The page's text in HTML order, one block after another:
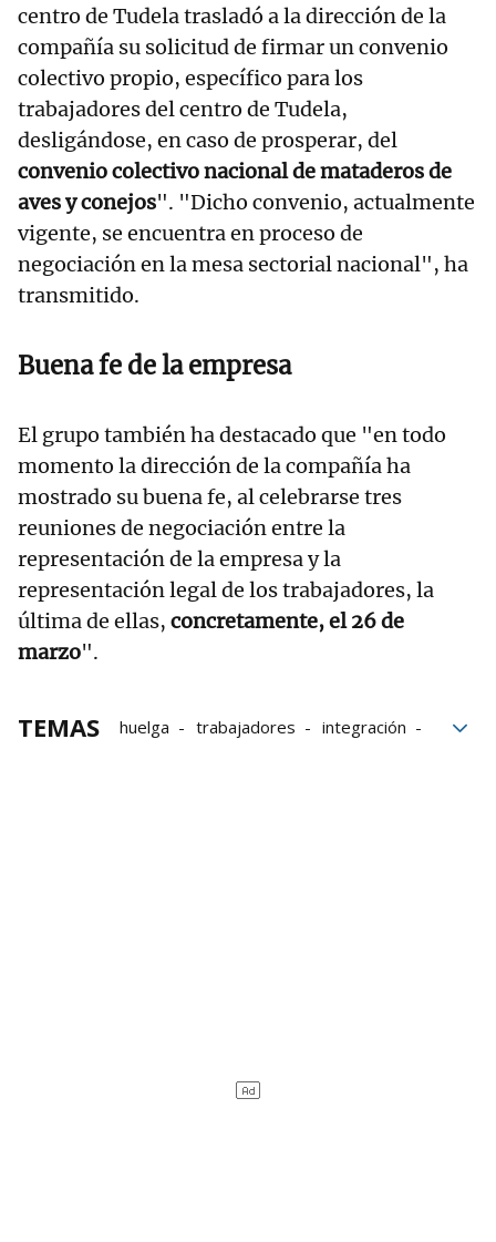
centro de Tudela trasladó a la dirección de la
compañía su solicitud de firmar un convenio
colectivo propio, específico para los
trabajadores del centro de Tudela,
desligándose, en caso de prosperar, del
convenio colectivo nacional de mataderos de
aves y conejos". "Dicho convenio, actualmente
vigente, se encuentra en proceso de
negociación en la mesa sectorial nacional", ha
transmitido.
Buena fe de la empresa
El grupo también ha destacado que "en todo
momento la dirección de la compañía ha
mostrado su buena fe, al celebrarse tres
reuniones de negociación entre la
representación de la empresa y la
representación legal de los trabajadores, la
última de ellas, concretamente, el 26 de
marzo".
TEMAS huelga trabajadores
integración